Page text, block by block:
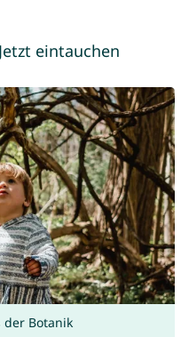
eintauchen
der Botanik